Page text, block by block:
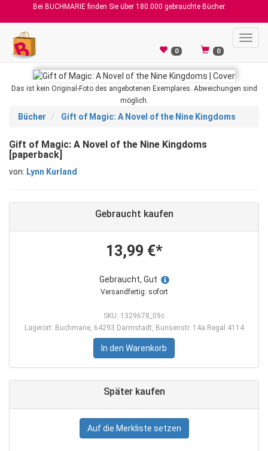
Bei BUCHMARIE finden Sie über 180.000 gebrauchte Bücher.
0 0
Das ist kein Original-Foto des angebotenen Exemplares. Abweichungen sind
möglich.
Bücher Gift of Magic: A Novel of the Nine Kingdoms
Gift of Magic: A Novel of the Nine Kingdoms
[paperback]
von: Lynn Kurland
Gebraucht kaufen
13,99 €*
Gebraucht, Gut
Versandfertig: sofort
SKU: 1329678_09c
Lagerort: Buchmarie, 64293 Darmstadt, Bunsenstr. 14a Regal 4114
In den Warenkorb
Später kaufen
Auf die Merkliste setzen